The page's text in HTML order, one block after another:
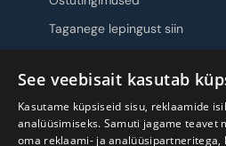
Taganege lepingust siin
Jälgi meid
See veebisait kasutab
Kasutame küpsiseid sisu, reklaamide
analüüsimiseks. Samuti jagame teavet
oma reklaami- ja analüüsipartneritega,